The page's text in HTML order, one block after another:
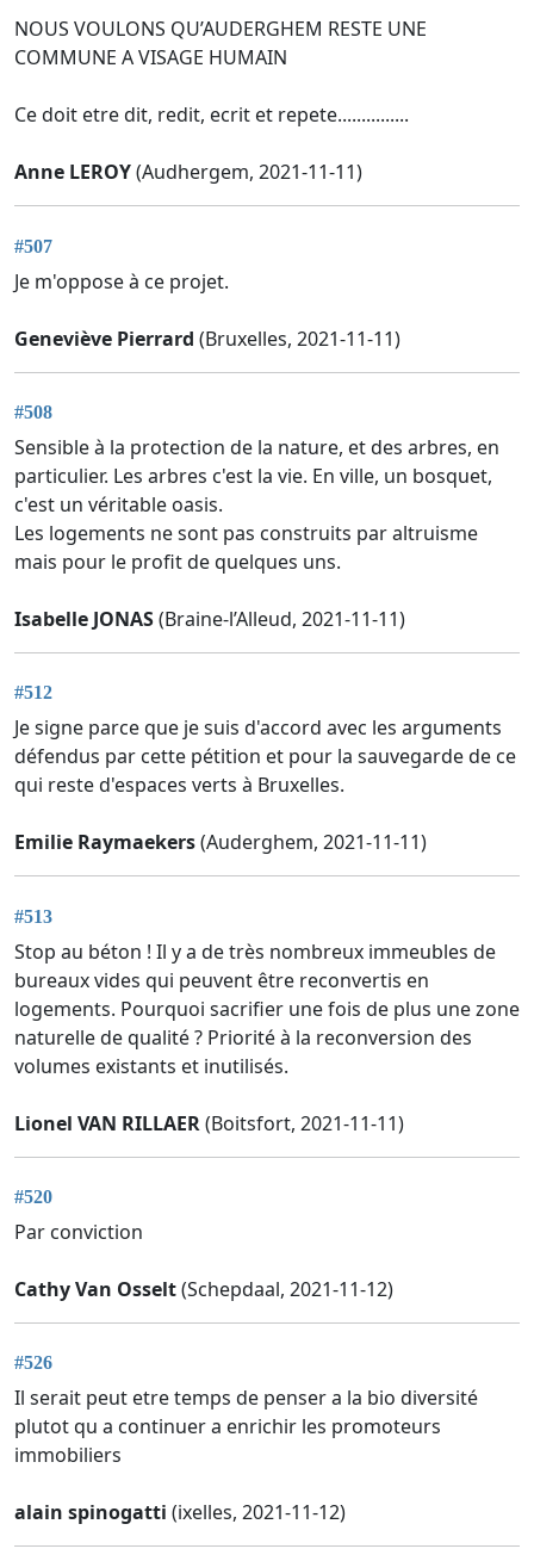
NOUS VOULONS QU’AUDERGHEM RESTE UNE
COMMUNE A VISAGE HUMAIN
Ce doit etre dit, redit, ecrit et repete...............
Anne LEROY(Audhergem, 2021-11-11)
#507
Je m'oppose à ce projet.
Geneviève Pierrard (Bruxelles, 2021-11-11)
#508
Sensible à la protection de la nature, et des arbres, en
particulier. Les arbres c'est la vie. En ville, un bosquet,
c'est un véritable oasis.
Les logements ne sont pas construits par altruisme
mais pour le profit de quelques uns.
Isabelle JONAS(Braine-l’Alleud, 2021-11-11)
#512
Je signe parce que je suis d'accord avec les arguments
défendus par cette pétition et pour la sauvegarde de ce
qui reste d'espaces verts à Bruxelles.
Emilie Raymaekers(Auderghem, 2021-11-11)
#513
Stop au béton ! Il y a de très nombreux immeubles de
bureaux vides qui peuvent être reconvertis en
logements. Pourquoi sacrifier une fois de plus une zone
naturelle de qualité ? Priorité à la reconversion des
volumes existants et inutilisés.
Lionel VAN RILLAER(Boitsfort, 2021-11-11)
#520
Par conviction
Cathy Van Osselt(Schepdaal, 2021-11-12)
#526
Il serait peut etre temps de penser a la bio diversité
plutot qu a continuer a enrichir les promoteurs
immobiliers
alain spinogatti (ixelles, 2021-11-12)